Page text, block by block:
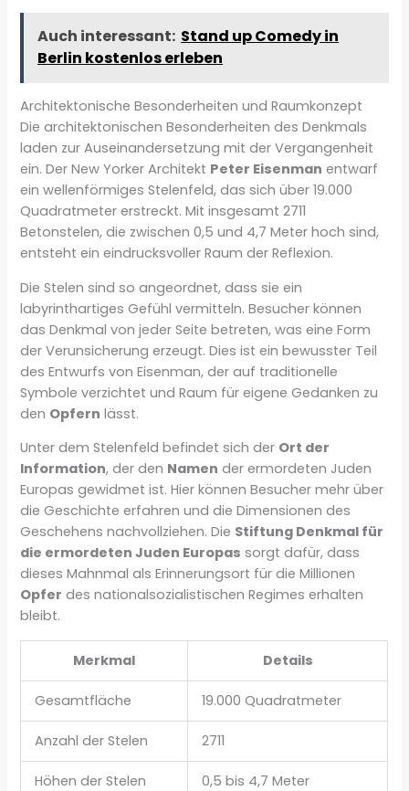
Auch interessant: Stand up Comedy in
Berlin kostenlos erleben
Architektonische Besonderheiten und Raumkonzept
Die architektonischen Besonderheiten des Denkmals
laden zur Auseinandersetzung mit der Vergangenheit
ein. Der New Yorker Architekt Peter Eisenman entwarf
ein wellenförmiges Stelenfeld, das sich über 19.000
Quadratmeter erstreckt. Mit insgesamt 2711
Betonstelen, die zwischen 0,5 und 4,7 Meter hoch sind,
entsteht ein eindrucksvoller Raum der Reflexion.
Die Stelen sind so angeordnet, dass sie ein
labyrinthartiges Gefühl vermitteln. Besucher können
das Denkmal von jeder Seite betreten, was eine Form
der Verunsicherung erzeugt. Dies ist ein bewusster Teil
des Entwurfs von Eisenman, der auf traditionelle
Symbole verzichtet und Raum für eigene Gedanken zu
den Opfern lässt.
Unter dem Stelenfeld befindet sich der Ort der
Information, der den Namen der ermordeten Juden
Europas gewidmet ist. Hier können Besucher mehr über
die Geschichte erfahren und die Dimensionen des
Geschehens nachvollziehen. Die Stiftung Denkmal für
die ermordeten Juden Europas sorgt dafür, dass
dieses Mahnmal als Erinnerungsort für die Millionen
Opfer des nationalsozialistischen Regimes erhalten
bleibt.
Merkmal Details
Gesamtfläche 19.000 Quadratmeter
Anzahl der Stelen 2711
Höhen der Stelen 0,5 bis 4,7 Meter